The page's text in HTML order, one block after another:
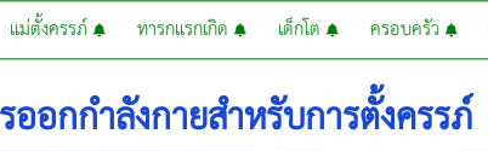
แม่ตั้งครรภ์ ทารกแรกเกิด เด็กโต ครอบครัว
ออกกำลังกายสำหรับการตั้งครรภ์